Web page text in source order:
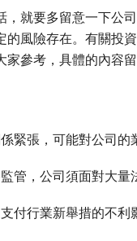
就要多留意一下公
的風險存在。有關投
參考，具體的內容
緊張，可能對公司的
管，公司須面對大量
付行業新舉措的不利